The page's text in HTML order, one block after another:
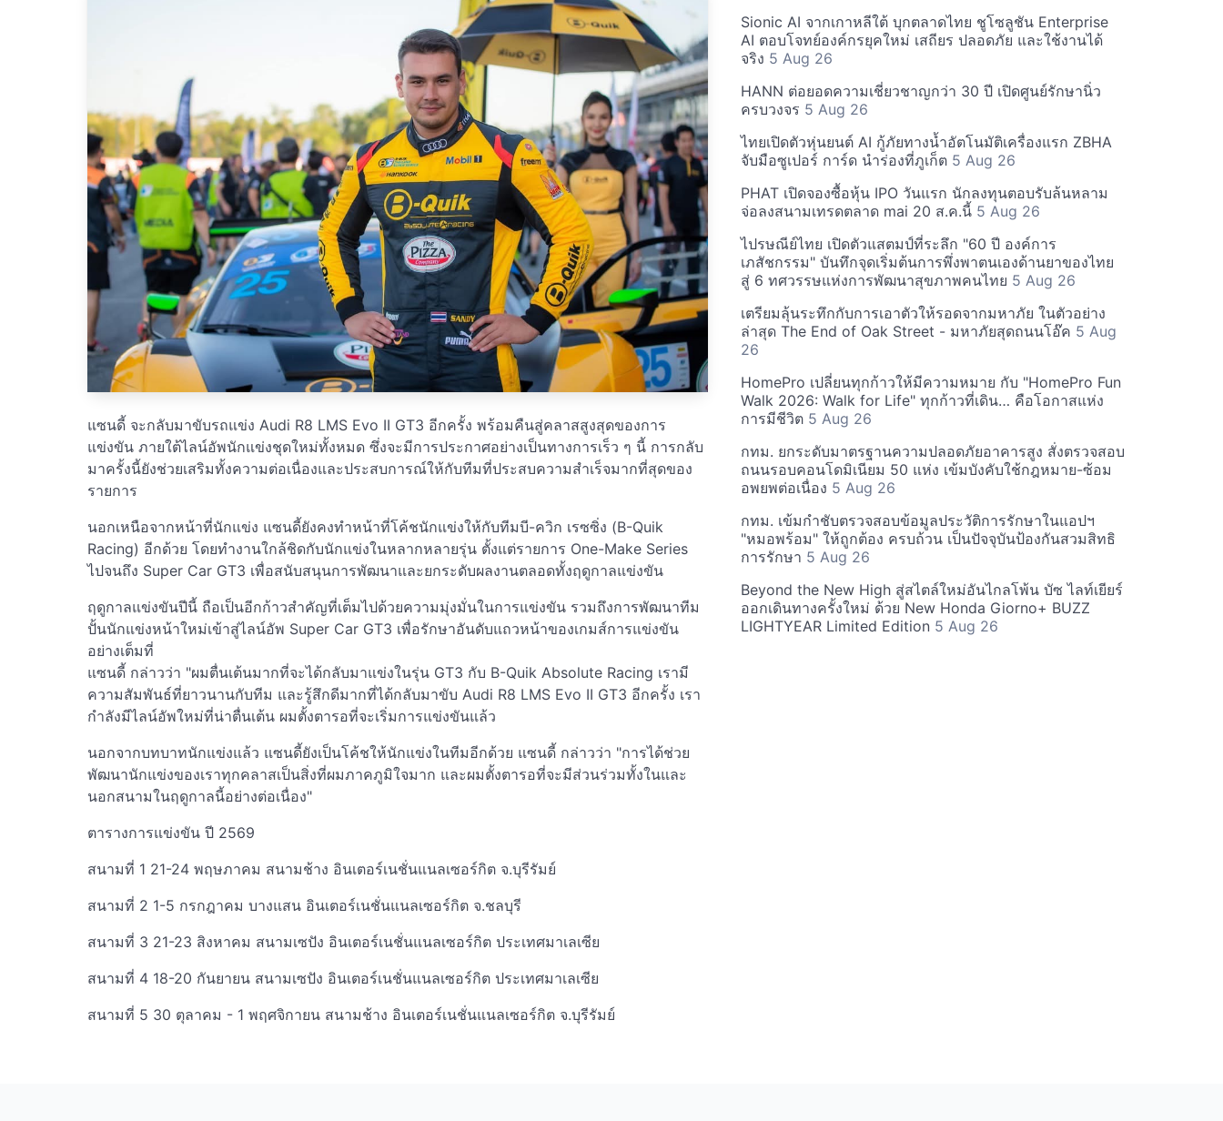
แซนดี้ จะกลับมาขับรถแข่ง Audi R8 LMS Evo II GT3 อีกครั้ง พร้อมคืนสู่คลาสสูงสุดของการ
แข่งขัน ภายใต้ไลน์อัพนักแข่งชุดใหม่ทั้งหมด ซึ่งจะมีการประกาศอย่างเป็นทางการเร็ว ๆ นี้ การกลับ
มาครั้งนี้ยังช่วยเสริมทั้งความต่อเนื่องและประสบการณ์ให้กับทีมที่ประสบความสำเร็จมากที่สุดของ
รายการ
นอกเหนือจากหน้าที่นักแข่ง แซนดี้ยังคงทำหน้าที่โค้ชนักแข่งให้กับทีมบี-ควิก เรซซิ่ง (B-Quik
Racing) อีกด้วย โดยทำงานใกล้ชิดกับนักแข่งในหลากหลายรุ่น ตั้งแต่รายการ One-Make Series
ไปจนถึง Super Car GT3 เพื่อสนับสนุนการพัฒนาและยกระดับผลงานตลอดทั้งฤดูกาลแข่งขัน
ฤดูกาลแข่งขันปีนี้ ถือเป็นอีกก้าวสำคัญที่เต็มไปด้วยความมุ่งมั่นในการแข่งขัน รวมถึงการพัฒนาทีม
ปั้นนักแข่งหน้าใหม่เข้าสู่ไลน์อัพ Super Car GT3 เพื่อรักษาอันดับแถวหน้าของเกมส์การแข่งขัน
อย่างเต็มที่
แซนดี้ กล่าวว่า "ผมตื่นเต้นมากที่จะได้กลับมาแข่งในรุ่น GT3 กับ B-Quik Absolute Racing เรามี
ความสัมพันธ์ที่ยาวนานกับทีม และรู้สึกดีมากที่ได้กลับมาขับ Audi R8 LMS Evo II GT3 อีกครั้ง เรา
กำลังมีไลน์อัพใหม่ที่น่าตื่นเต้น ผมตั้งตารอที่จะเริ่มการแข่งขันแล้ว
นอกจากบทบาทนักแข่งแล้ว แซนดี้ยังเป็นโค้ชให้นักแข่งในทีมอีกด้วย แซนดี้ กล่าวว่า "การได้ช่วย
พัฒนานักแข่งของเราทุกคลาสเป็นสิ่งที่ผมภาคภูมิใจมาก และผมตั้งตารอที่จะมีส่วนร่วมทั้งในและ
นอกสนามในฤดูกาลนี้อย่างต่อเนื่อง"
ตารางการแข่งขัน ปี 2569
สนามที่ 1 21-24 พฤษภาคม สนามช้าง อินเตอร์เนชั่นแนลเซอร์กิต จ.บุรีรัมย์
สนามที่ 2 1-5 กรกฎาคม บางแสน อินเตอร์เนชั่นแนลเซอร์กิต จ.ชลบุรี
สนามที่ 3 21-23 สิงหาคม สนามเซปัง อินเตอร์เนชั่นแนลเซอร์กิต ประเทศมาเลเซีย
สนามที่ 4 18-20 กันยายน สนามเซปัง อินเตอร์เนชั่นแนลเซอร์กิต ประเทศมาเลเซีย
สนามที่ 5 30 ตุลาคม - 1 พฤศจิกายน สนามช้าง อินเตอร์เนชั่นแนลเซอร์กิต จ.บุรีรัมย์
Sionic AI จากเกาหลีใต้ บุกตลาดไทย ชูโซลูชัน Enterprise
AI ตอบโจทย์องค์กรยุคใหม่ เสถียร ปลอดภัย และใช้งานได้
จริง 5 Aug 26
HANN ต่อยอดความเชี่ยวชาญกว่า 30 ปี เปิดศูนย์รักษานิ่ว
ครบวงจร 5 Aug 26
ไทยเปิดตัวหุ่นยนต์ AI กู้ภัยทางน้ำอัตโนมัติเครื่องแรก ZBHA
จับมือซูเปอร์ การ์ด นำร่องที่ภูเก็ต 5 Aug 26
PHAT เปิดจองซื้อหุ้น IPO วันแรก นักลงทุนตอบรับล้นหลาม
จ่อลงสนามเทรดตลาด mai 20 ส.ค.นี้ 5 Aug 26
ไปรษณีย์ไทย เปิดตัวแสตมป์ที่ระลึก "60 ปี องค์การ
เภสัชกรรม" บันทึกจุดเริ่มต้นการพึ่งพาตนเองด้านยาของไทย
สู่ 6 ทศวรรษแห่งการพัฒนาสุขภาพคนไทย 5 Aug 26
เตรียมลุ้นระทึกกับการเอาตัวให้รอดจากมหาภัย ในตัวอย่าง
ล่าสุด The End of Oak Street - มหาภัยสุดถนนโอ๊ค 5 Aug
26
HomePro เปลี่ยนทุกก้าวให้มีความหมาย กับ "HomePro Fun
Walk 2026: Walk for Life" ทุกก้าวที่เดิน… คือโอกาสแห่ง
การมีชีวิต 5 Aug 26
กทม. ยกระดับมาตรฐานความปลอดภัยอาคารสูง สั่งตรวจสอบ
ถนนรอบคอนโดมิเนียม 50 แห่ง เข้มบังคับใช้กฎหมาย-ซ้อม
อพยพต่อเนื่อง 5 Aug 26
กทม. เข้มกำชับตรวจสอบข้อมูลประวัติการรักษาในแอปฯ
"หมอพร้อม" ให้ถูกต้อง ครบถ้วน เป็นปัจจุบันป้องกันสวมสิทธิ
การรักษา 5 Aug 26
Beyond the New High สู่สไตล์ใหม่อันไกลโพ้น บัซ ไลท์เยียร์
ออกเดินทางครั้งใหม่ ด้วย New Honda Giorno+ BUZZ
LIGHTYEAR Limited Edition 5 Aug 26